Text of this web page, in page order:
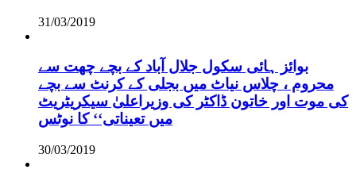
31/03/2019
بوائز ہائی سکول جلال آباد کے بچے چھت سے
محروم ، چلاس نیاٹ میں بجلی کے کرنٹ سے بچے
کی موت اور خاتون ڈاکٹر کی وزیراعلیٰ سیکریٹریٹ
میں تعیناتی‘‘ کا نوٹس
30/03/2019